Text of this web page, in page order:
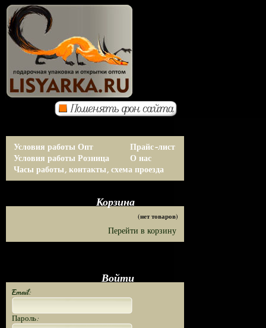
Условия работы Опт
Условия работы Розница
Прайс-лист
О нас
Часы работы, контакты, схема проезда
Корзина
(нет товаров)
Перейти в корзину
Войти
Email:
Пароль: